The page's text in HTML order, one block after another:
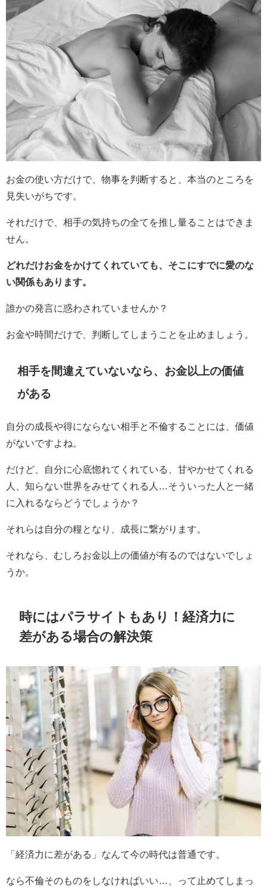
お金の使い方だけで、物事を判断すると、本当のところを
見失いがちです。
それだけで、相手の気持ちの全てを推し量ることはできま
せん。
どれだけお金をかけてくれていても、そこにすでに愛のな
い関係もあります。
誰かの発言に惑わされていませんか？
お金や時間だけで、判断してしまうことを止めましょう。
相手を間違えていないなら、お金以上の価値
がある
自分の成長や得にならない相手と不倫することには、価値
がないですよね。
だけど、自分に心底惚れてくれている、甘やかせてくれる
人、知らない世界をみせてくれる人…そういった人と一緒
に入れるならどうでしょうか？
それらは自分の糧となり、成長に繋がります。
それなら、むしろお金以上の価値が有るのではないでしょ
うか。
時にはパラサイトもあり！経済力に
差がある場合の解決策
「経済力に差がある」なんて今の時代は普通です。
なら不倫そのものをしなければいい…、って止めてしまっ